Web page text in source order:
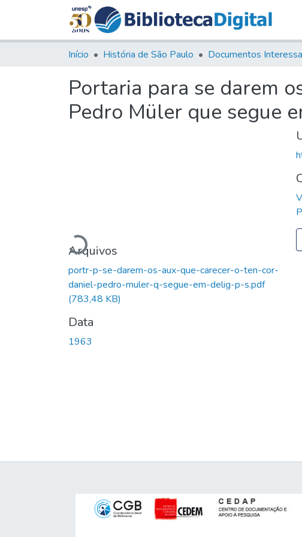
Início História de São Paulo Documentos
Portaria para se darem
Pedro Müler que segue
Carregando...
Arquivos
portr-p-se-darem-os-aux-que-carecer-o-ten-cor-
daniel-pedro-muler-q-segue-em-delig-p-s.pdf
(783,48 KB)
Data
1963